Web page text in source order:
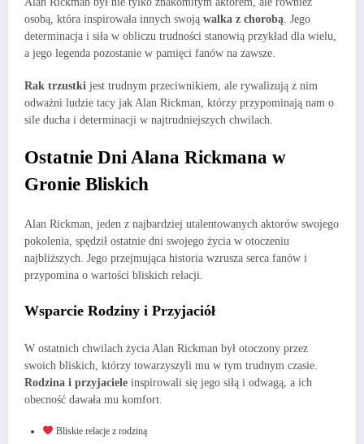
osobą, która inspirowała innych swoją walka z chorobą . Jego
determinacja i siła w obliczu trudności stanowią przykład dla wielu,
a jego legenda pozostanie w pamięci fanów na zawsze.
Rak trzustki jest trudnym przeciwnikiem, ale rywalizują z nim
odważni ludzie tacy jak Alan Rickman, którzy przypominają nam o
sile ducha i determinacji w najtrudniejszych chwilach.
Ostatnie Dni Alana Rickmana w
Gronie Bliskich
Alan Rickman, jeden z najbardziej utalentowanych aktorów swojego
pokolenia, spędził ostatnie dni swojego życia w otoczeniu
najbliższych. Jego przejmująca historia wzrusza serca fanów i
przypomina o wartości bliskich relacji.
Wsparcie Rodziny i Przyjaciół
W ostatnich chwilach życia Alan Rickman był otoczony przez
swoich bliskich, którzy towarzyszyli mu w tym trudnym czasie.
Rodzina i przyjaciele inspirowali się jego siłą i odwagą, a ich
obecność dawała mu komfort.
Bliskie relacje z rodziną